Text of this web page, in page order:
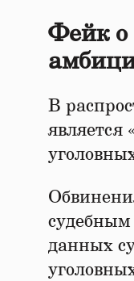
Фейк о
В
является
данных